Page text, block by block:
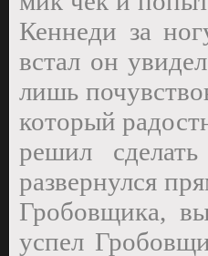
Кеннеди за
встал он
лишь
который
решил
развернулся
Гробовщика,
успел